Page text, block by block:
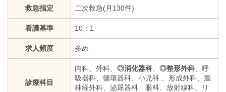
救急指定 二次救急(月130件)
看護基準 10：1
求人頻度 多め
診療科目
内科、外科、 ◎消化器科 ◎整形外科 、呼
吸器科、循環器科、小児科 、形成外科、脳
神経外科、泌尿器科、眼科、放射線科、リ